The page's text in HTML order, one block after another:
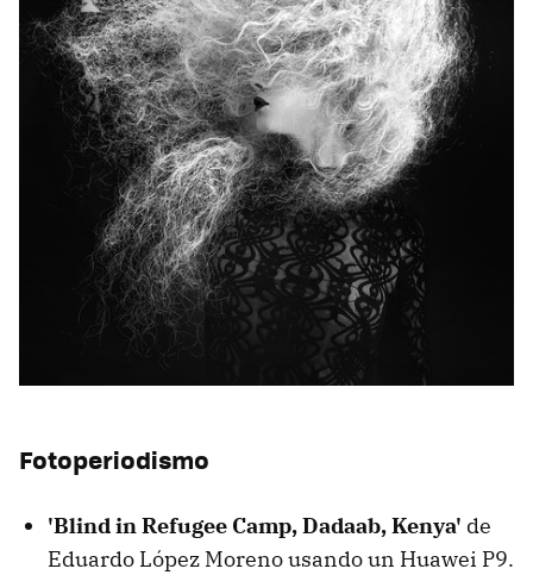
Fotoperiodismo
'Blind in Refugee Camp, Dadaab, Kenya' de
Eduardo López Moreno usando un Huawei P9.